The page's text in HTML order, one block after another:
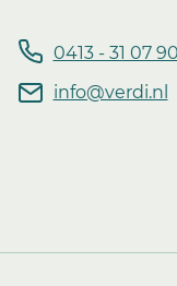
0413 - 31 07 90
info@verdi.nl